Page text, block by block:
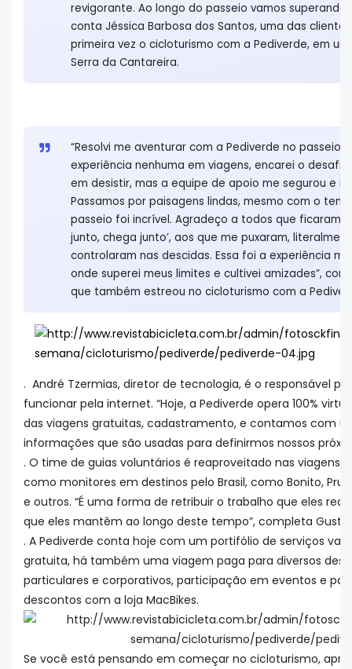
revigorante. Ao longo do passeio vamos superando
conta Jéssica Barbosa dos Santos, uma das
primeira vez o cicloturismo com a Pediverde, em
Serra da Cantareira.
“Resolvi me aventurar com a Pediverde no passeio
experiência nenhuma em viagens, encarei o
em desistir, mas a equipe de apoio me segurou e
Passamos por paisagens lindas, mesmo com o
passeio foi incrível. Agradeço a todos que ficaram
junto, chega junto’, aos que me puxaram,
controlaram nas descidas. Essa foi a experiência
onde superei meus limites e cultivei amizades”,
que também estreou no cicloturismo com a
. André Tzermias, diretor de tecnologia, é o responsável
funcionar pela internet. “Hoje, a Pediverde opera 100%
das viagens gratuitas, cadastramento, e contamos com
informações que são usadas para definirmos nossos
. O time de guias voluntários é reaproveitado nas viagens
como monitores em destinos pelo Brasil, como Bonito,
e outros. “É uma forma de retribuir o trabalho que eles
que eles mantêm ao longo deste tempo”, completa
. A Pediverde conta hoje com um portifólio de serviços
gratuita, há também uma viagem paga para diversos
particulares e corporativos, participação em eventos e
descontos com a loja MacBikes.
Se você está pensando em começar no cicloturismo,